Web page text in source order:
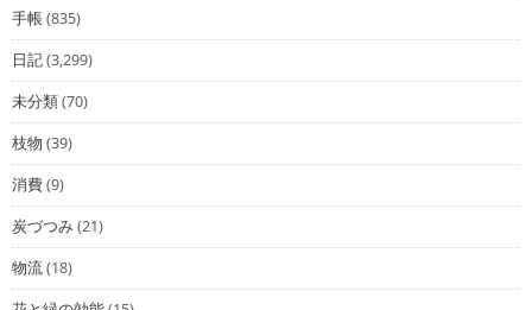
手帳(835)
日記(3,299)
未分類(70)
枝物 (39)
消費(9)
炭づつみ(21)
物流(18)